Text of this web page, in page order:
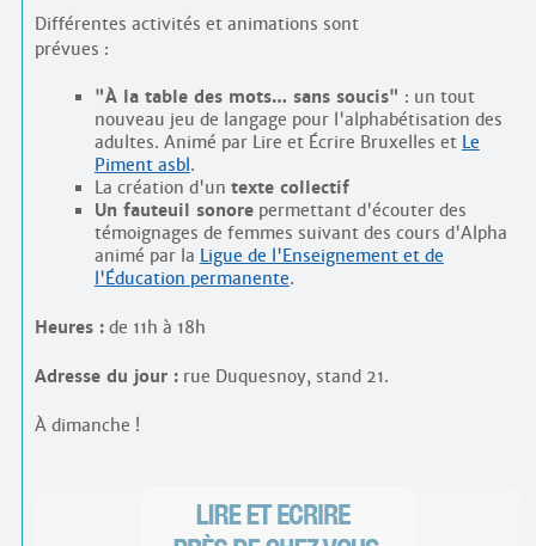
Bienvenue en Belgique
Différentes activités et animations sont
prévues :
"À la table des mots… sans soucis" : un tout
nouveau jeu de langage pour l'alphabétisation des
adultes. Animé par Lire et Écrire Bruxelles et Le
Piment asbl.
La création d'un texte collectif
Un fauteuil sonorepermettant d'écouter des
témoignages de femmes suivant des cours d'Alpha
animé par la Ligue de l'Enseignement et de
l'Éducation permanente.
Heures :de 11h à 18h
Adresse du jour :rue Duquesnoy, stand 21.
À dimanche !